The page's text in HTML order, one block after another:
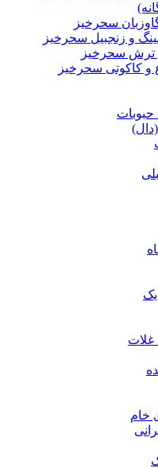
سحرخیز
و زنجبیل سحرخیز
سحرخیز
و کاکوتی سحرخیز
یک
غلات
خام